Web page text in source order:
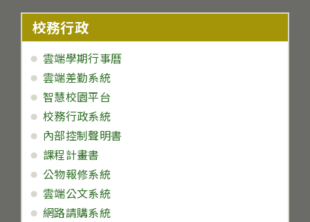
校務行政
雲端學期行事曆
雲端差勤系統
智慧校園平台
校務行政系統
內部控制聲明書
課程計畫書
公物報修系統
雲端公文系統
網路請購系統